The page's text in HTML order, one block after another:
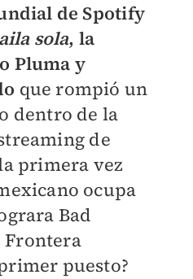
de Spotify
sola, la
Pluma y
que rompió un
dentro de la
de
primera vez
ocupa
Bad
Frontera
puesto?